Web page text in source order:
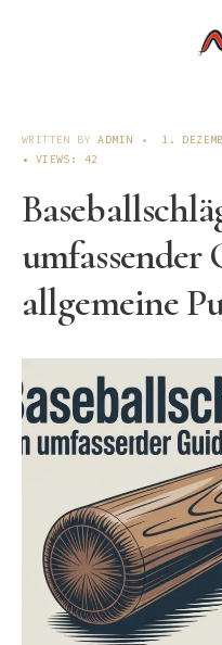
WRITTEN BYADMIN • 1.
• VIEWS: 42
umfassender
allgemeine